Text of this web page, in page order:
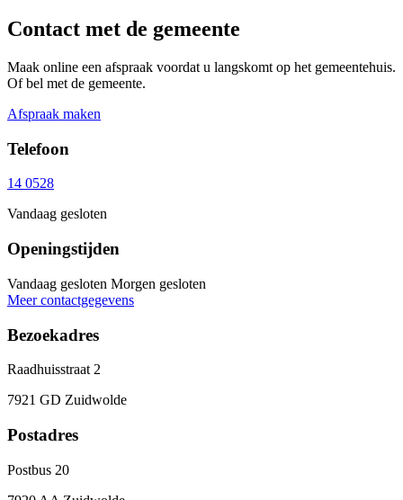
Contact met de gemeente
Maak online een afspraak voordat u langskomt op het gemeentehuis.
Of bel met de gemeente.
Afspraak maken
Telefoon
14 0528
Vandaag gesloten
Openingstijden
Vandaag gesloten Morgen gesloten
Meer contactgegevens
Bezoekadres
Raadhuisstraat 2
7921 GD Zuidwolde
Postadres
Postbus 20